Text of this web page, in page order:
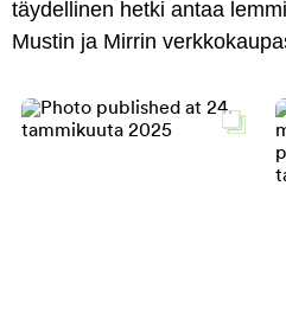
täydellinen hetki antaa
Mustin ja Mirrin